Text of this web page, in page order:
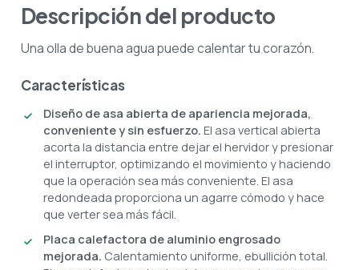
Descripción del producto
Una olla de buena agua puede calentar tu corazón.
Características
Diseño de asa abierta de apariencia mejorada,
conveniente y sin esfuerzo. El asa vertical abierta
acorta la distancia entre dejar el hervidor y presionar
el interruptor, optimizando el movimiento y haciendo
que la operación sea más conveniente. El asa
redondeada proporciona un agarre cómodo y hace
que verter sea más fácil.
Placa calefactora de aluminio engrosado
mejorada. Calentamiento uniforme, ebullición total.